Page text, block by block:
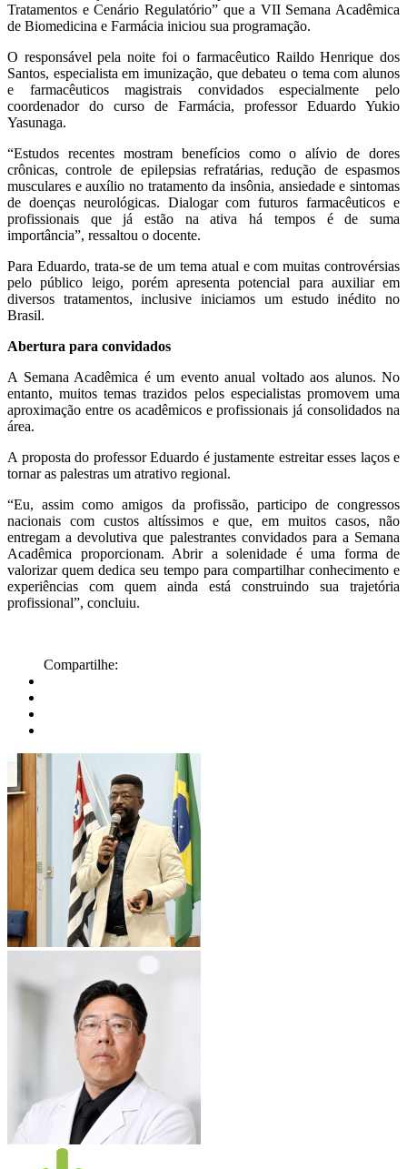
Tratamentos e Cenário Regulatório” que a VII Semana Acadêmica
de Biomedicina e Farmácia iniciou sua programação.
O responsável pela noite foi o farmacêutico Raildo Henrique dos
Santos, especialista em imunização, que debateu o tema com alunos
e farmacêuticos magistrais convidados especialmente pelo
coordenador do curso de Farmácia, professor Eduardo Yukio
Yasunaga.
“Estudos recentes mostram benefícios como o alívio de dores
crônicas, controle de epilepsias refratárias, redução de espasmos
musculares e auxílio no tratamento da insônia, ansiedade e sintomas
de doenças neurológicas. Dialogar com futuros farmacêuticos e
profissionais que já estão na ativa há tempos é de suma
importância”, ressaltou o docente.
Para Eduardo, trata-se de um tema atual e com muitas controvérsias
pelo público leigo, porém apresenta potencial para auxiliar em
diversos tratamentos, inclusive iniciamos um estudo inédito no
Brasil.
Abertura para convidados
A Semana Acadêmica é um evento anual voltado aos alunos. No
entanto, muitos temas trazidos pelos especialistas promovem uma
aproximação entre os acadêmicos e profissionais já consolidados na
área.
A proposta do professor Eduardo é justamente estreitar esses laços e
tornar as palestras um atrativo regional.
“Eu, assim como amigos da profissão, participo de congressos
nacionais com custos altíssimos e que, em muitos casos, não
entregam a devolutiva que palestrantes convidados para a Semana
Acadêmica proporcionam. Abrir a solenidade é uma forma de
valorizar quem dedica seu tempo para compartilhar conhecimento e
experiências com quem ainda está construindo sua trajetória
profissional”, concluiu.
Compartilhe: